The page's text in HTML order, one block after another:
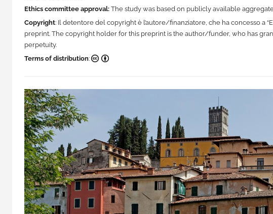
Ethics committee approval: The study was based on publicly available
Copyright: Il detentore del copyright è l’autore/finanziatore, che ha concesso a
preprint. The copyright holder for this preprint is the author/funder, who has
perpetuity.
Terms of distribution: CC BY